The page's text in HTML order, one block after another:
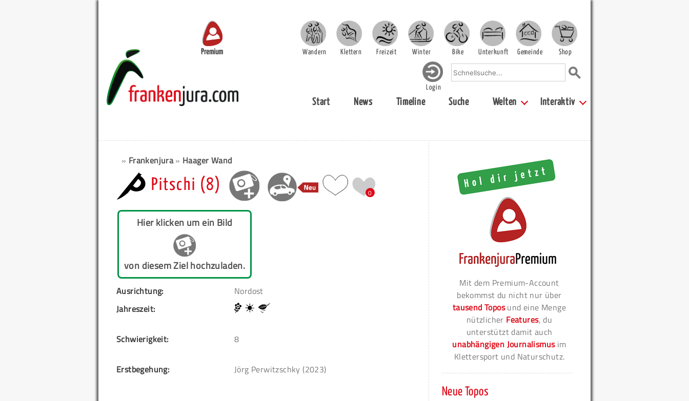
Premium Wandern Klettern Freizeit Winter Bike Unterkunft Gemeinde Shop
Login
Start News Timeline Suche Welten Interaktiv
» Frankenjura» Haager Wand
Pitschi (8) 0
Hier klicken um ein Bild
von diesem Ziel hochzuladen.
Ausrichtung:
Nordost
Jahreszeit:
Schwierigkeit: 8
Erstbegehung: Jörg Perwitzschky (2023)
Mit dem Premium-Account
bekommst du nicht nur über
tausend Toposund eine Menge
nützlicher Features, du
unterstützt damit auch
unabhängigen Journalismusim
Klettersport und Naturschutz.
Neue Topos